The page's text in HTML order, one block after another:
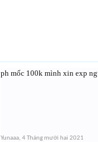
ph mốc 100k mình xin exp
Yunaaa, 4 Tháng mười hai 2021